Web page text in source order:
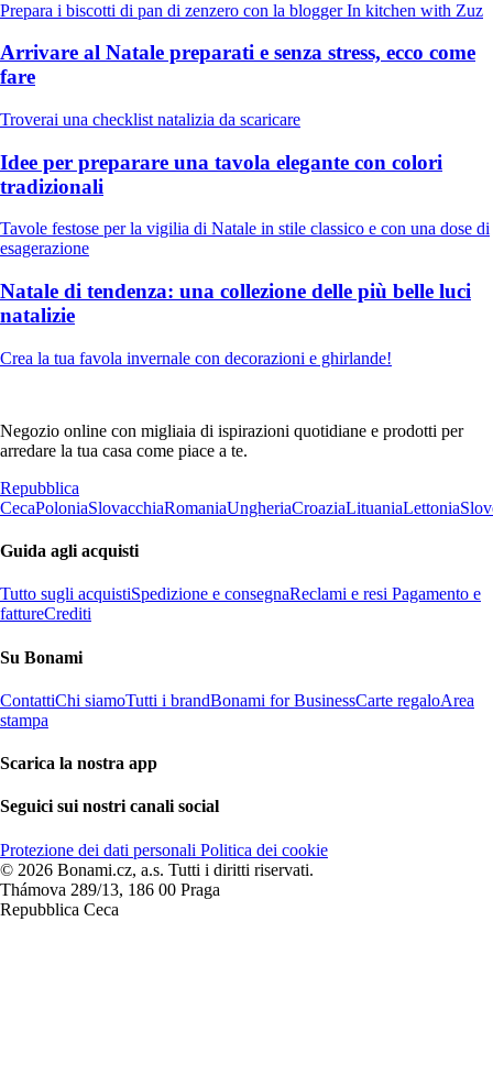
Prepara i biscotti di pan di zenzero con la blogger In kitchen with Zuz
Arrivare al Natale preparati e senza stress, ecco come
fare
Troverai una checklist natalizia da scaricare
Idee per preparare una tavola elegante con colori
tradizionali
Tavole festose per la vigilia di Natale in stile classico e con una dose di
esagerazione
Natale di tendenza: una collezione delle più belle luci
natalizie
Crea la tua favola invernale con decorazioni e ghirlande!
Negozio online con migliaia di ispirazioni quotidiane e prodotti per
arredare la tua casa come piace a te.
Repubblica
CecaPoloniaSlovacchiaRomaniaUngheriaCroaziaLituaniaLettonia
Guida agli acquisti
Tutto sugli acquistiSpedizione e consegnaReclami e resi Pagamento e
fattureCrediti
Su Bonami
ContattiChi siamoTutti i brandBonami for BusinessCarte regaloArea
stampa
Scarica la nostra app
Seguici sui nostri canali social
Protezione dei dati personali Politica dei cookie
© 2026 Bonami.cz, a.s. Tutti i diritti riservati.
Thámova 289/13, 186 00 Praga
Repubblica Ceca